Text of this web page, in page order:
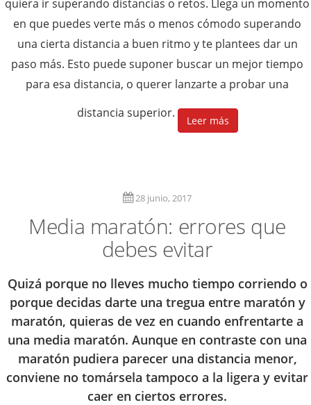
quiera ir superando distancias o retos. Llega un momento
en que puedes verte más o menos cómodo superando
una cierta distancia a buen ritmo y te plantees dar un
paso más. Esto puede suponer buscar un mejor tiempo
para esa distancia, o querer lanzarte a probar una
distancia superior.
Leer más
28 junio, 2017
Media maratón: errores que
debes evitar
Quizá porque no lleves mucho tiempo corriendo o
porque decidas darte una tregua entre maratón y
maratón, quieras de vez en cuando enfrentarte a
una media maratón. Aunque en contraste con una
maratón pudiera parecer una distancia menor,
conviene no tomársela tampoco a la ligera y evitar
caer en ciertos errores.